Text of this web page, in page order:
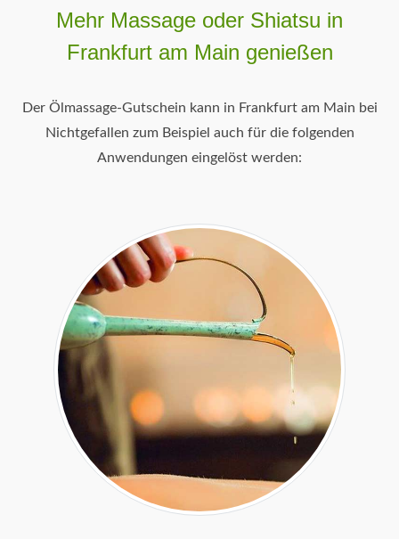
Mehr Massage oder Shiatsu in
Frankfurt am Main genießen
Der Ölmassage-Gutschein kann in Frankfurt am Main bei
Nichtgefallen zum Beispiel auch für die folgenden
Anwendungen eingelöst werden: